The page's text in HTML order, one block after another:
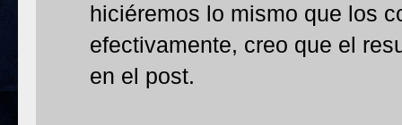
hiciéremos lo mismo que los
efectivamente, creo que el
en el post.